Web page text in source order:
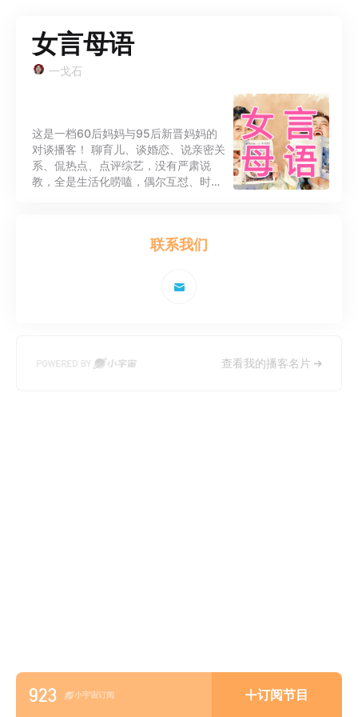
女言母语
一戈石
这是一档60后妈妈与95后新晋妈妈的
对谈播客！ 聊育儿、谈婚恋、说亲密关
系、侃热点、点评综艺，没有严肃说
教，全是生活化唠嗑，偶尔互怼、时常
联系我们
查看我的播客名片
923 小宇宙订阅 订阅节目